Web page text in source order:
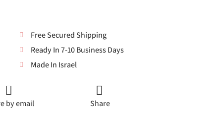
Free Secured Shipping
Ready In 7-10 Business Days
Made In Israel
by email Share